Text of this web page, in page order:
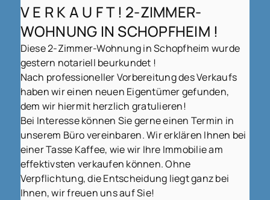
V E R K A U F T ! 2-ZIMMER-
WOHNUNG IN SCHOPFHEIM !
Diese 2-Zimmer-Wohnung in Schopfheim wurde
gestern notariell beurkundet !
Nach professioneller Vorbereitung des Verkaufs
haben wir einen neuen Eigentümer gefunden,
dem wir hiermit herzlich gratulieren!
Bei Interesse können Sie gerne einen Termin in
unserem Büro vereinbaren. Wir erklären Ihnen bei
einer Tasse Kaffee, wie wir Ihre Immobilie am
effektivsten verkaufen können. Ohne
Verpflichtung, die Entscheidung liegt ganz bei
Ihnen, wir freuen uns auf Sie!